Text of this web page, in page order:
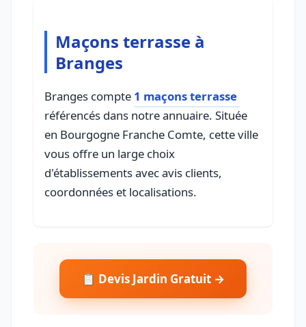
Maçons terrasse à
Branges
Branges compte 1 maçons terrasse
référencés dans notre annuaire. Située
en Bourgogne Franche Comte, cette ville
vous offre un large choix
d'établissements avec avis clients,
coordonnées et localisations.
📋 Devis Jardin Gratuit →